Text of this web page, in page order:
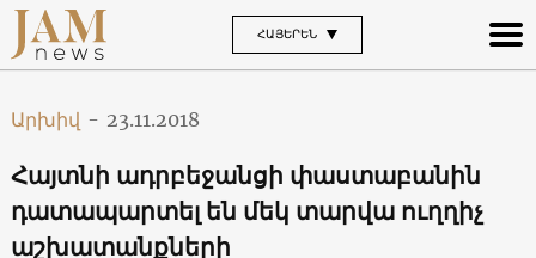
ՀԱՅԵՐԵՆ
Արխիվ - 23.11.2018
Հայտնի ադրբեջանցի փաստաբանին
դատապարտել են մեկ տարվա ուղղիչ
աշխատանքների